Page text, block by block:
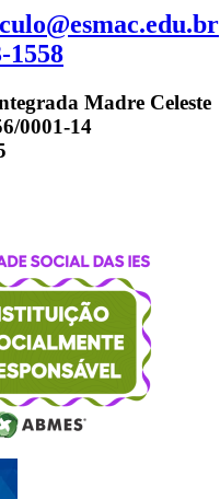
1558​
Madre Celeste
0001-14